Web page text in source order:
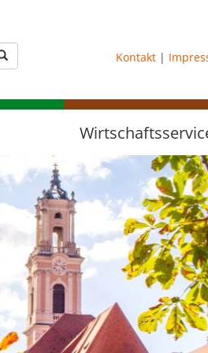
Kontakt |